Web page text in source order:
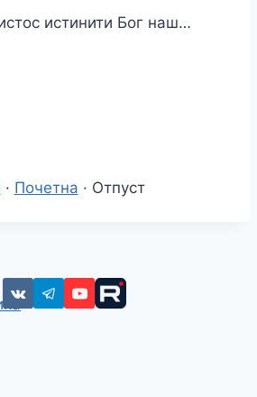
истинити Бог наш…
· Почетна · Отпуст